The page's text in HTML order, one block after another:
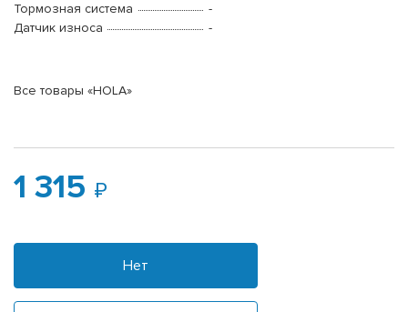
Тормозная система
-
Датчик износа
-
Все товары «HOLA»
1 315
Нет